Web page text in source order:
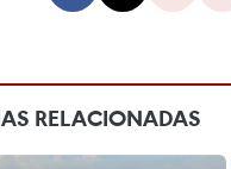
RELACIONADAS